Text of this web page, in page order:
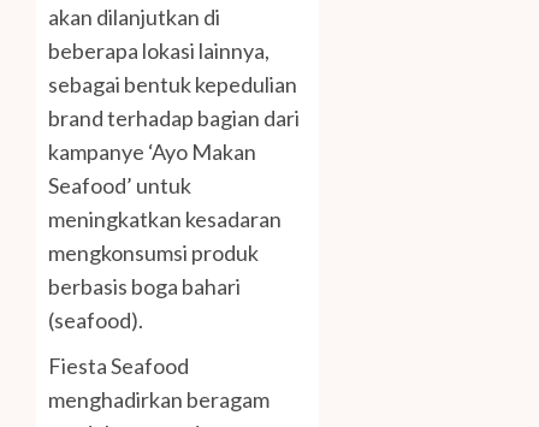
akan dilanjutkan di
beberapa lokasi lainnya,
sebagai bentuk kepedulian
brand terhadap bagian dari
kampanye ‘Ayo Makan
Seafood’ untuk
meningkatkan kesadaran
mengkonsumsi produk
berbasis boga bahari
(seafood).
Fiesta Seafood
menghadirkan beragam